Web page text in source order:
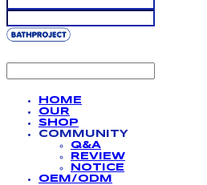
HOME
OUR
SHOP
COMMUNITY
Q&A
REVIEW
NOTICE
OEM/ODM